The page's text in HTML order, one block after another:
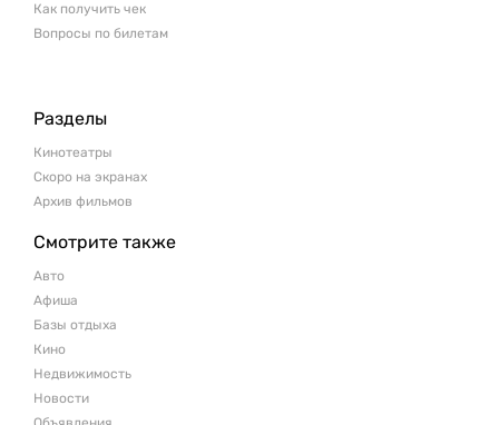
Как получить чек
Вопросы по билетам
Разделы
Кинотеатры
Скоро на экранах
Архив фильмов
Смотрите также
Авто
Афиша
Базы отдыха
Кино
Недвижимость
Новости